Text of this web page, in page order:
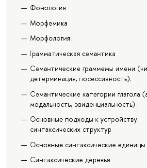
Фонология
Морфемика
Морфология.
Грамматическая семантика
Семантические граммемы имени
детерминация, посессивность).
Семантические категории глагола
модальность, эвиденциальность).
Основные подходы к устройству
синтаксических структур
Основные синтаксические единицы
Синтаксические деревья